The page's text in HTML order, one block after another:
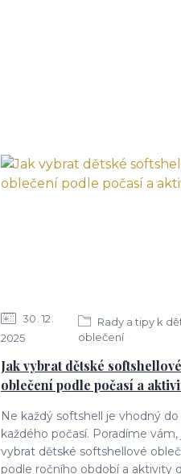
30 12
2025
Rady a tipy k
oblečení
Jak vybrat dětské softshellové
oblečení podle počasí a
Ne každý softshell je vhodný do
každého počasí. Poradíme vám,
vybrat dětské softshellové
podle ročního období a aktivity